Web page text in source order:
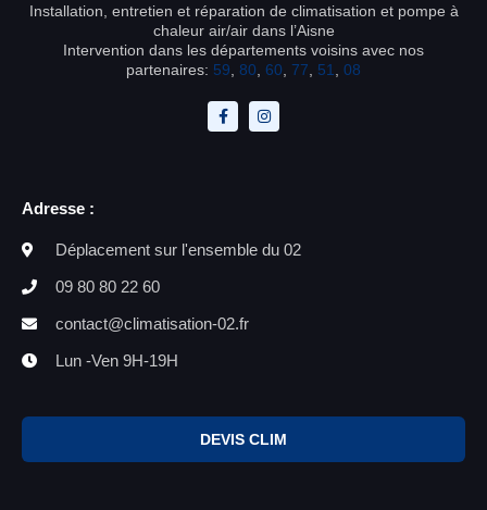
Installation, entretien et réparation de climatisation et pompe à
chaleur air/air dans l’Aisne
Intervention dans les départements voisins avec nos
partenaires: 59 80 60 77 51 08
Adresse :
Déplacement sur l'ensemble du 02
09 80 80 22 60
contact@climatisation-02.fr
Lun -Ven 9H-19H
DEVIS CLIM